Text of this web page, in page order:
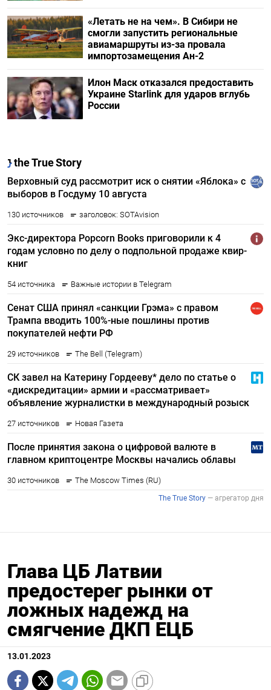
«Летать не на чем». В Сибири не
смогли запустить региональные
авиамаршруты из-за провала
импортозамещения Ан-2
Илон Маск отказался предоставить
Украине Starlink для ударов вглубь
России
Глава ЦБ Латвии
предостерег рынки от
ложных надежд на
смягчение ДКП ЕЦБ
13.01.2023